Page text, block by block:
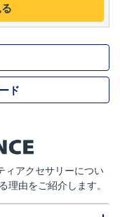
ド
ィアクセサリーについ
由をご紹介します。